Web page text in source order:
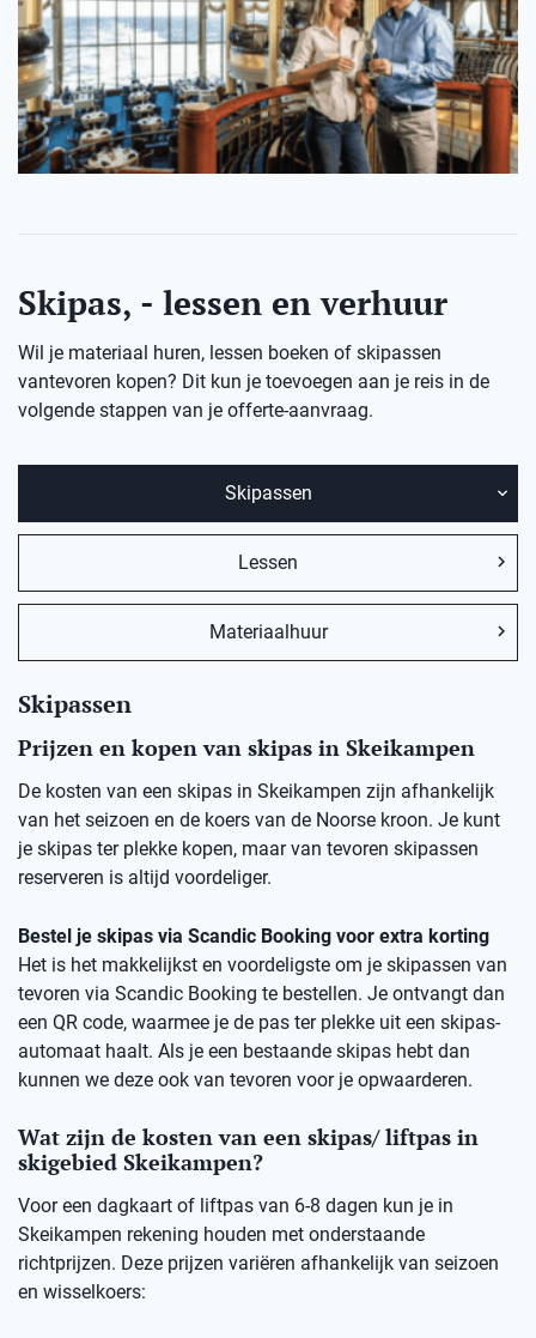
Skipas, - lessen en verhuur
Wil je materiaal huren, lessen boeken of skipassen
vantevoren kopen? Dit kun je toevoegen aan je reis in de
volgende stappen van je offerte-aanvraag.
Skipassen
Lessen
Materiaalhuur
Skipassen
Prijzen en kopen van skipas in Skeikampen
De kosten van een skipas in Skeikampen zijn afhankelijk
van het seizoen en de koers van de Noorse kroon. Je kunt
je skipas ter plekke kopen, maar van tevoren skipassen
reserveren is altijd voordeliger.
Bestel je skipas via Scandic Booking voor extra korting
Het is het makkelijkst en voordeligste om je skipassen van
tevoren via Scandic Booking te bestellen. Je ontvangt dan
een QR code, waarmee je de pas ter plekke uit een skipas-
automaat haalt. Als je een bestaande skipas hebt dan
kunnen we deze ook van tevoren voor je opwaarderen.
Wat zijn de kosten van een skipas/ liftpas in
skigebied Skeikampen?
Voor een dagkaart of liftpas van 6-8 dagen kun je in
Skeikampen rekening houden met onderstaande
richtprijzen. Deze prijzen variëren afhankelijk van seizoen
en wisselkoers: